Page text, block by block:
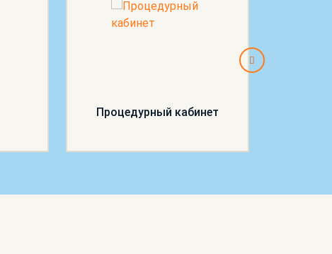
Процедурный кабинет